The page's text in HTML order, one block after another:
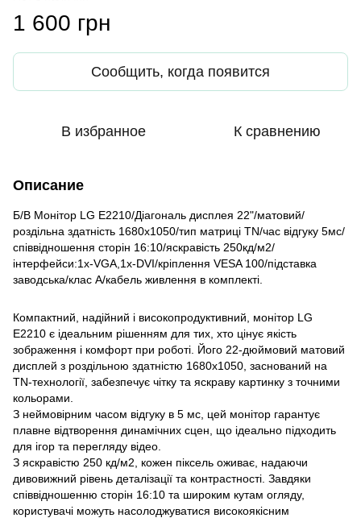
1 600 грн
Сообщить, когда появится
В избранное К сравнению
Описание
Б/В Монітор LG E2210/Діагональ дисплея 22"/матовий/
роздільна здатність 1680x1050/тип матрицi TN/час відгуку 5мс/
співвідношення сторін 16:10/яскравість 250кд/м2/
інтерфейси:1x-VGA,1x-DVI/кріплення VESA 100/підставка
заводська/клас A/кабель живлення в комплекті.
Компактний, надійний і високопродуктивний, монітор LG
E2210 є ідеальним рішенням для тих, хто цінує якість
зображення і комфорт при роботі. Його 22-дюймовий матовий
дисплей з роздільною здатністю 1680x1050, заснований на
TN-технології, забезпечує чітку та яскраву картинку з точними
кольорами.
З неймовірним часом відгуку в 5 мс, цей монітор гарантує
плавне відтворення динамічних сцен, що ідеально підходить
для ігор та перегляду відео.
З яскравістю 250 кд/м2, кожен піксель оживає, надаючи
дивовижний рівень деталізації та контрастності. Завдяки
співвідношенню сторін 16:10 та широким кутам огляду,
користувачі можуть насолоджуватися високоякісним